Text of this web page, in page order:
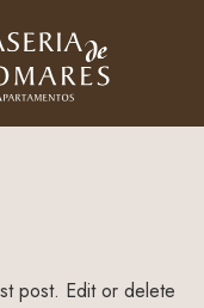
post. Edit or delete